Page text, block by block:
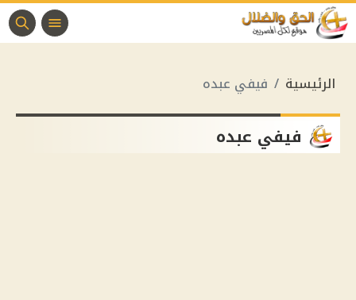
الرئيسية فيفي عبده
فيفي عبده